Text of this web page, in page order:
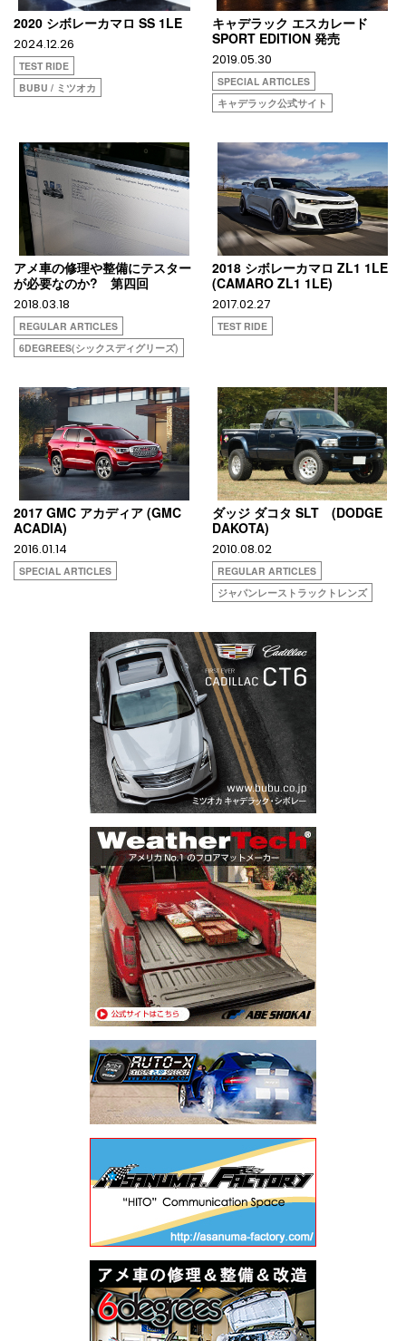
2020 シボレーカマロ SS 1LE
2024.12.26
TEST RIDE
BUBU / ミツオカ
キャデラック エスカレード
SPORT EDITION 発売
2019.05.30
SPECIAL ARTICLES
キャデラック公式サイト
アメ車の修理や整備にテスター
が必要なのか? 第四回
2018.03.18
REGULAR ARTICLES
6DEGREES(シックスディグリーズ)
2018 シボレーカマロ ZL1 1LE
(CAMARO ZL1 1LE)
2017.02.27
TEST RIDE
2017 GMC アカディア (GMC
ACADIA)
2016.01.14
SPECIAL ARTICLES
ダッジ ダコタ SLT (DODGE
DAKOTA)
2010.08.02
REGULAR ARTICLES
ジャパンレーストラックトレンズ